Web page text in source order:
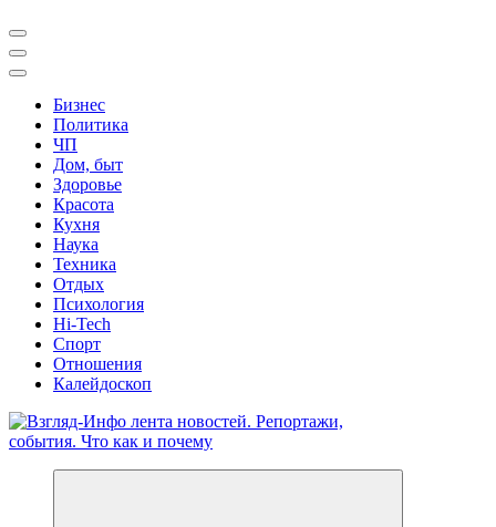
Бизнес
Политика
ЧП
Дом, быт
Здоровье
Красота
Кухня
Наука
Техника
Отдых
Психология
Hi-Tech
Спорт
Отношения
Калейдоскоп
Обо всем и обо всех, что зачем и почему. Новости политики,